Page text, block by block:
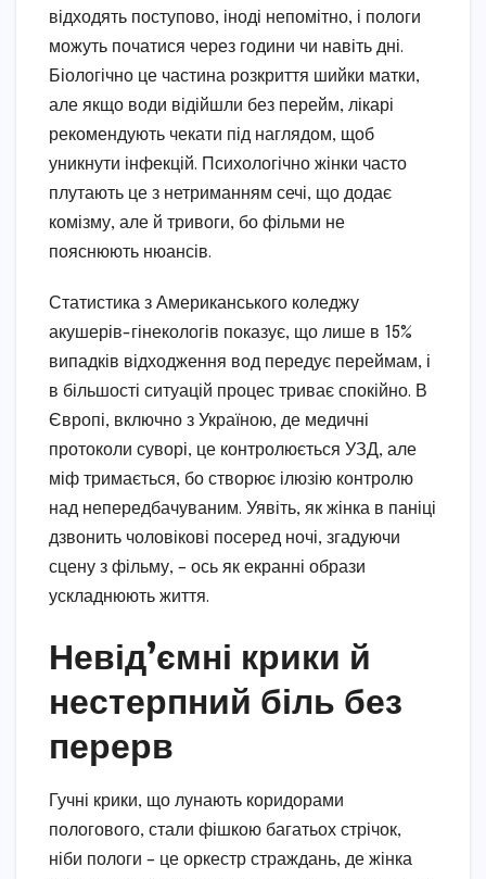
відходять поступово, іноді непомітно, і пологи
можуть початися через години чи навіть дні.
Біологічно це частина розкриття шийки матки,
але якщо води відійшли без перейм, лікарі
рекомендують чекати під наглядом, щоб
уникнути інфекцій. Психологічно жінки часто
плутають це з нетриманням сечі, що додає
комізму, але й тривоги, бо фільми не
пояснюють нюансів.
Статистика з Американського коледжу
акушерів-гінекологів показує, що лише в 15%
випадків відходження вод передує переймам, і
в більшості ситуацій процес триває спокійно. В
Європі, включно з Україною, де медичні
протоколи суворі, це контролюється УЗД, але
міф тримається, бо створює ілюзію контролю
над непередбачуваним. Уявіть, як жінка в паніці
дзвонить чоловікові посеред ночі, згадуючи
сцену з фільму, – ось як екранні образи
ускладнюють життя.
Невід’ємні крики й
нестерпний біль без
перерв
Гучні крики, що лунають коридорами
пологового, стали фішкою багатьох стрічок,
ніби пологи – це оркестр страждань, де жінка